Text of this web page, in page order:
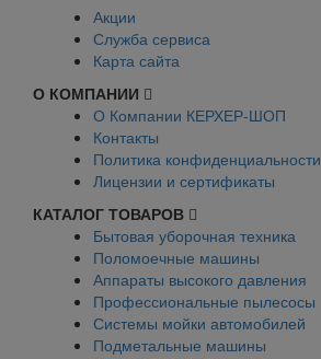
Акции
Служба сервиса
Карта сайта
О КОМПАНИИ
О Компании КЕРХЕР-ШОП
Контакты
Политика конфиденциальности
Лицензии и сертификаты
КАТАЛОГ ТОВАРОВ
Бытовая уборочная техника
Поломоечные машины
Аппараты высокого давления
Профессиональные пылесосы
Системы мойки автомобилей
Подметальные машины